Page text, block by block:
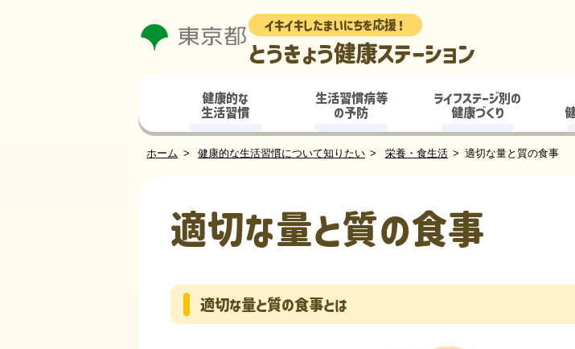
イキイキしたまいにちを応援！
とうきょう健康ステーション
健康的な
生活習慣
生活習慣病等
の予防
ライフステージ別の
健康づくり
ホーム 健康的な生活習慣について知りたい 栄養・食生活 適切な量と質の食事
適切な量と質の食事
適切な量と質の食事とは